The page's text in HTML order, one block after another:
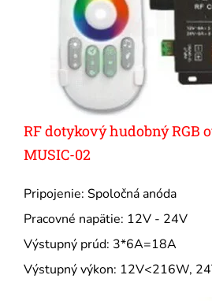
RF dotykový hudobný RGB
MUSIC-02
Pripojenie: Spoločná anóda
Pracovné napätie: 12V - 24V
Výstupný prúd: 3*6A=18A
Výstupný výkon: 12V<216W,